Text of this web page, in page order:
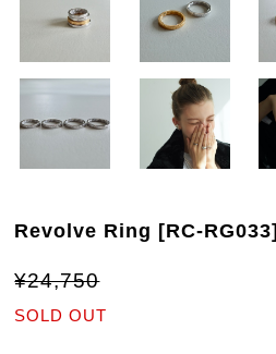
Revolve Ring [RC-RG033]
¥24,750
SOLD OUT